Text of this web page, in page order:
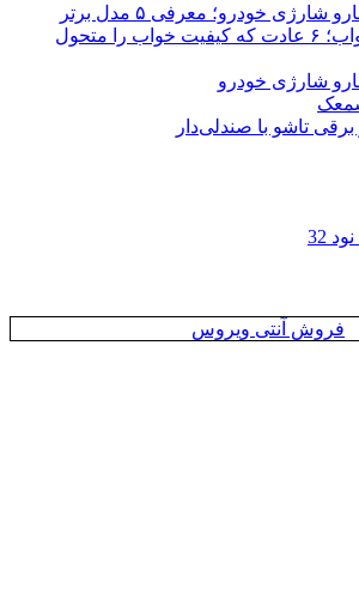
شارژی خودرو؛ معرفی ۵ مدل برتر
روتین قبل از خواب؛ ۶ عادت که کیفیت خواب را متحول
شارژی خودرو
تاشو با صندلی‌دار
32
فروش آنتی ویروس